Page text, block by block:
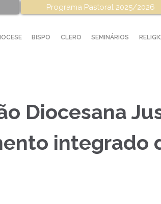
Programa Pastoral 2025/2026
BISPO CLERO SEMINÁRIOS
Diocesana
integrado